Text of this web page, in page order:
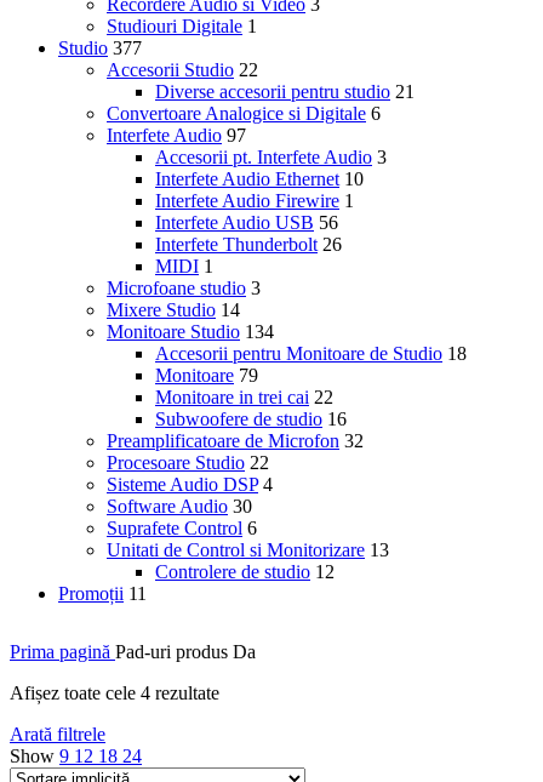
Studiouri Digitale 1
Studio 377
Accesorii Studio 22
Diverse accesorii pentru studio 21
Convertoare Analogice si Digitale 6
Interfete Audio 97
Accesorii pt. Interfete Audio 3
Interfete Audio Ethernet 10
Interfete Audio Firewire 1
Interfete Audio USB 56
Interfete Thunderbolt 26
MIDI 1
Microfoane studio 3
Mixere Studio 14
Monitoare Studio 134
Accesorii pentru Monitoare de Studio 18
Monitoare 79
Monitoare in trei cai 22
Subwoofere de studio 16
Preamplificatoare de Microfon 32
Procesoare Studio 22
Sisteme Audio DSP 4
Software Audio 30
Suprafete Control 6
Unitati de Control si Monitorizare 13
Controlere de studio 12
Promoții 11
Prima pagină Pad-uri produs Da
Afișez toate cele 4 rezultate
Arată filtrele
Show 9 12 18 24